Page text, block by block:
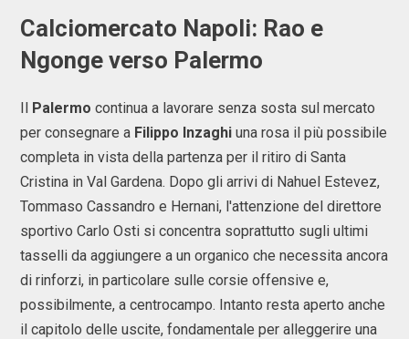
Calciomercato Napoli: Rao e
Ngonge verso Palermo
Palermo continua a lavorare senza sosta sul mercato
per consegnare a Filippo Inzaghi una rosa il più possibile
completa in vista della partenza per il ritiro di Santa
Cristina in Val Gardena. Dopo gli arrivi di Nahuel Estevez,
Tommaso Cassandro e Hernani, l'attenzione del direttore
sportivo Carlo Osti si concentra soprattutto sugli ultimi
tasselli da aggiungere a un organico che necessita ancora
di rinforzi, in particolare sulle corsie offensive e,
possibilmente, a centrocampo. Intanto resta aperto anche
il capitolo delle uscite, fondamentale per alleggerire una